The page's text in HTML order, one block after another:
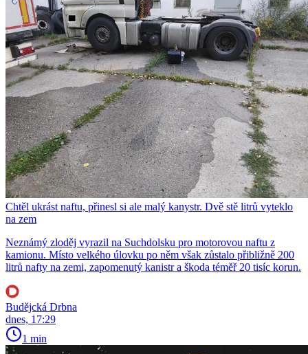
Chtěl ukrást naftu, přinesl si ale malý kanystr. Dvě stě litrů vyteklo
na zem
Neznámý zloděj vyrazil na Suchdolsku pro motorovou naftu z
kamionu. Místo velkého úlovku po něm však zůstalo přibližně 200
litrů nafty na zemi, zapomenutý kanistr a škoda téměř 20 tisíc korun.
Budějcká Drbna
dnes, 17:29
1 min